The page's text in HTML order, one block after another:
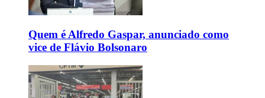
Quem é Alfredo Gaspar, anunciado como
vice de Flávio Bolsonaro